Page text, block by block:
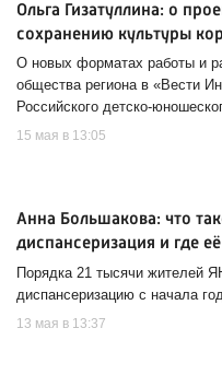
Ольга Гизатуллина: о
сохранению культуры
О новых форматах работы и
общества региона в «Вести
Российского детско-
15 мая в 13:05
Анна Большакова: что
диспансеризация и где
Порядка 21 тысячи жителей
диспансеризацию с начала
13 мая в 13:37